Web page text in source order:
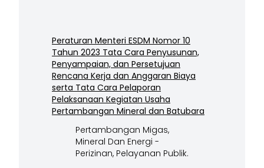
Peraturan Menteri ESDM Nomor 10
Tahun 2023 Tata Cara Penyusunan,
Penyampaian, dan Persetujuan
Rencana Kerja dan Anggaran Biaya
serta Tata Cara Pelaporan
Pelaksanaan Kegiatan Usaha
Pertambangan Mineral dan Batubara
Pertambangan Migas,
Mineral Dan Energi -
Perizinan, Pelayanan Publik.